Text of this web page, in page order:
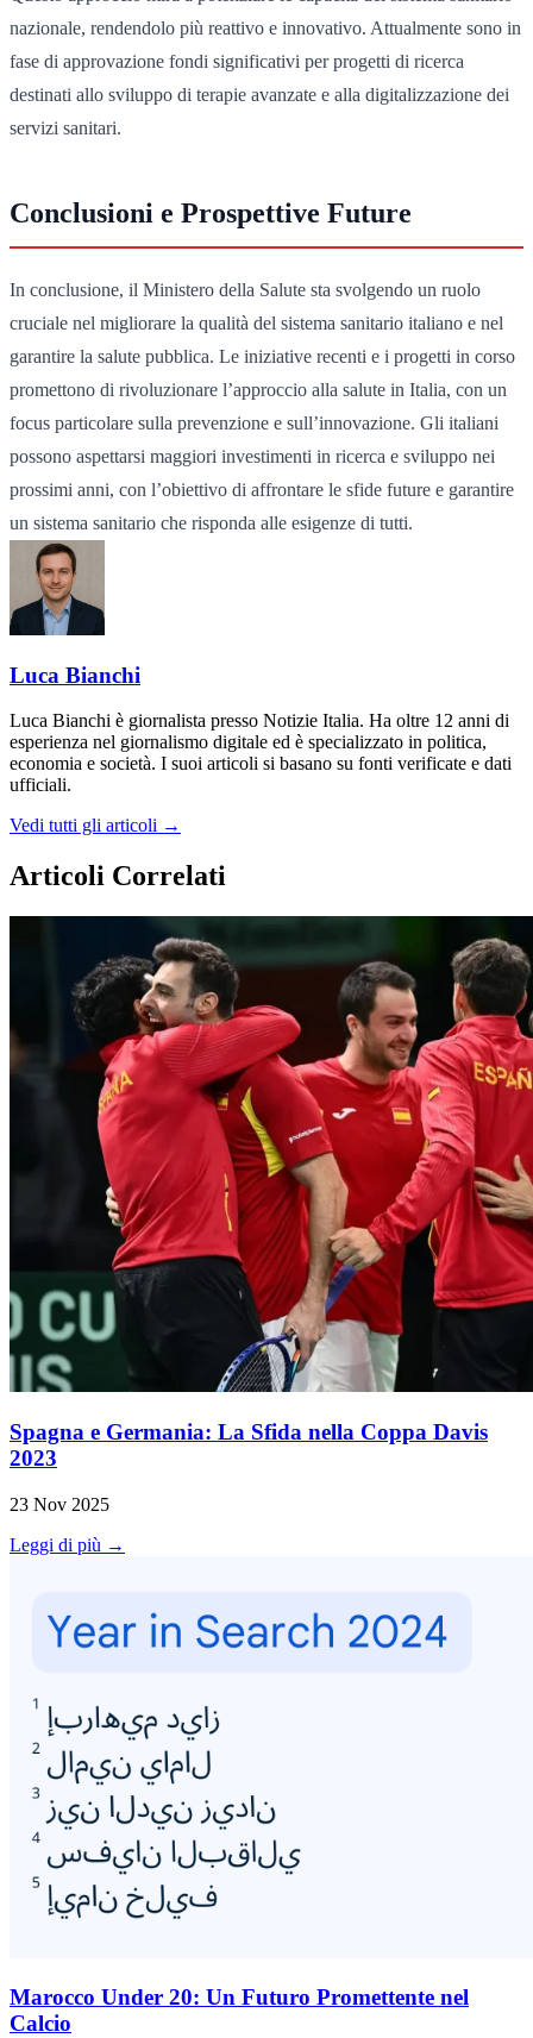
nazionale, rendendolo più reattivo e innovativo. Attualmente sono in
fase di approvazione fondi significativi per progetti di ricerca
destinati allo sviluppo di terapie avanzate e alla digitalizzazione dei
servizi sanitari.
Conclusioni e Prospettive Future
In conclusione, il Ministero della Salute sta svolgendo un ruolo
cruciale nel migliorare la qualità del sistema sanitario italiano e nel
garantire la salute pubblica. Le iniziative recenti e i progetti in corso
promettono di rivoluzionare l’approccio alla salute in Italia, con un
focus particolare sulla prevenzione e sull’innovazione. Gli italiani
possono aspettarsi maggiori investimenti in ricerca e sviluppo nei
prossimi anni, con l’obiettivo di affrontare le sfide future e garantire
un sistema sanitario che risponda alle esigenze di tutti.
Luca Bianchi
Luca Bianchi è giornalista presso Notizie Italia. Ha oltre 12 anni di
esperienza nel giornalismo digitale ed è specializzato in politica,
economia e società. I suoi articoli si basano su fonti verificate e dati
ufficiali.
Vedi tutti gli articoli →
Articoli Correlati
Spagna e Germania: La Sfida nella Coppa Davis
2023
23 Nov 2025
Leggi di più →
Marocco Under 20: Un Futuro Promettente nel
Calcio